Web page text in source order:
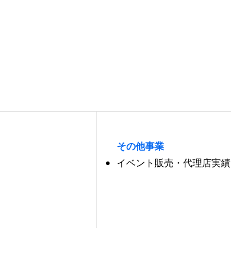
その他事業
イベント販売・代理店実績